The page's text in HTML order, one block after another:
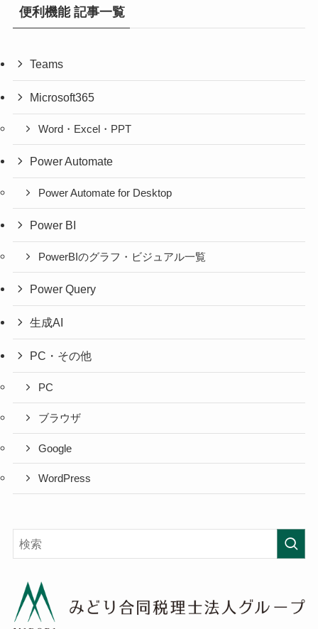
便利機能 記事一覧
Teams
Microsoft365
Word・Excel・PPT
Power Automate
Power Automate for Desktop
Power BI
PowerBIのグラフ・ビジュアル一覧
Power Query
生成AI
PC・その他
PC
ブラウザ
Google
WordPress